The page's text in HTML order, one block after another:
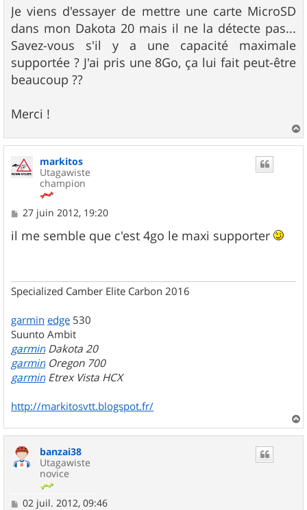
g
e
Je viens d'essayer de mettre une carte MicroSD
dans mon Dakota 20 mais il ne la détecte pas...
Savez-vous s'il y a une capacité maximale
supportée ? J'ai pris une 8Go, ça lui fait peut-être
beaucoup ??
Merci !
a
markitos
Utagawiste
champion
M
s
s
27 juin 2012, 19:20
il me semble que c'est 4go le maxi supporter
Specialized Camber Elite Carbon 2016
garmin edge 530
Suunto Ambit
garmin Dakota 20
garmin Oregon 700
garmin Etrex Vista HCX
http://markitosvtt.blogspot.fr/
a
banzai38
Utagawiste
novice
M
02 juil. 2012, 09:46